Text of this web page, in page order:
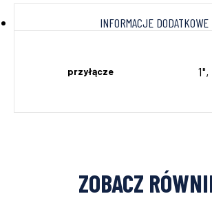
INFORMACJE DODATKOWE
przyłącze
ZOBACZ